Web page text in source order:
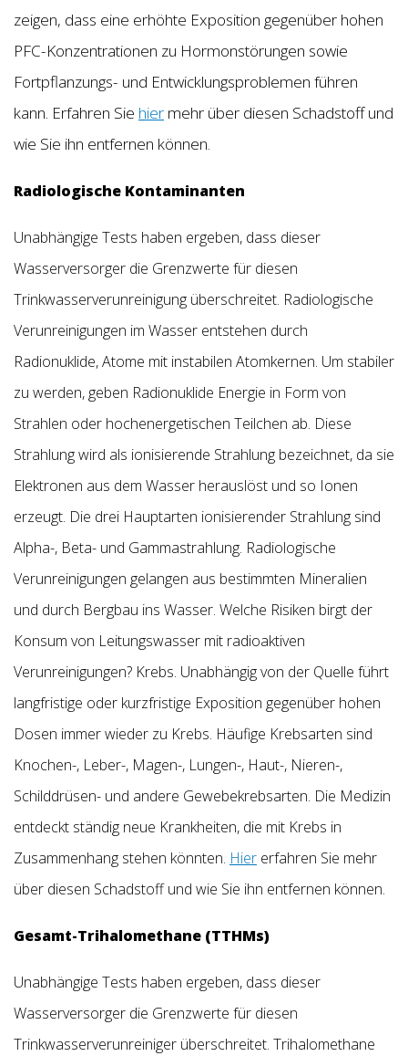
zeigen, dass eine erhöhte Exposition gegenüber hohen
PFC-Konzentrationen zu Hormonstörungen sowie
Fortpflanzungs- und Entwicklungsproblemen führen
kann. Erfahren Sie hier mehr über diesen Schadstoff und
wie Sie ihn entfernen können.
Radiologische Kontaminanten
Unabhängige Tests haben ergeben, dass dieser
Wasserversorger die Grenzwerte für diesen
Trinkwasserverunreinigung überschreitet. Radiologische
Verunreinigungen im Wasser entstehen durch
Radionuklide, Atome mit instabilen Atomkernen. Um stabiler
zu werden, geben Radionuklide Energie in Form von
Strahlen oder hochenergetischen Teilchen ab. Diese
Strahlung wird als ionisierende Strahlung bezeichnet, da sie
Elektronen aus dem Wasser herauslöst und so Ionen
erzeugt. Die drei Hauptarten ionisierender Strahlung sind
Alpha-, Beta- und Gammastrahlung. Radiologische
Verunreinigungen gelangen aus bestimmten Mineralien
und durch Bergbau ins Wasser. Welche Risiken birgt der
Konsum von Leitungswasser mit radioaktiven
Verunreinigungen? Krebs. Unabhängig von der Quelle führt
langfristige oder kurzfristige Exposition gegenüber hohen
Dosen immer wieder zu Krebs. Häufige Krebsarten sind
Knochen-, Leber-, Magen-, Lungen-, Haut-, Nieren-,
Schilddrüsen- und andere Gewebekrebsarten. Die Medizin
entdeckt ständig neue Krankheiten, die mit Krebs in
Zusammenhang stehen könnten. Hier erfahren Sie mehr
über diesen Schadstoff und wie Sie ihn entfernen können.
Gesamt-Trihalomethane (TTHMs)
Unabhängige Tests haben ergeben, dass dieser
Wasserversorger die Grenzwerte für diesen
Trinkwasserverunreiniger überschreitet. Trihalomethane